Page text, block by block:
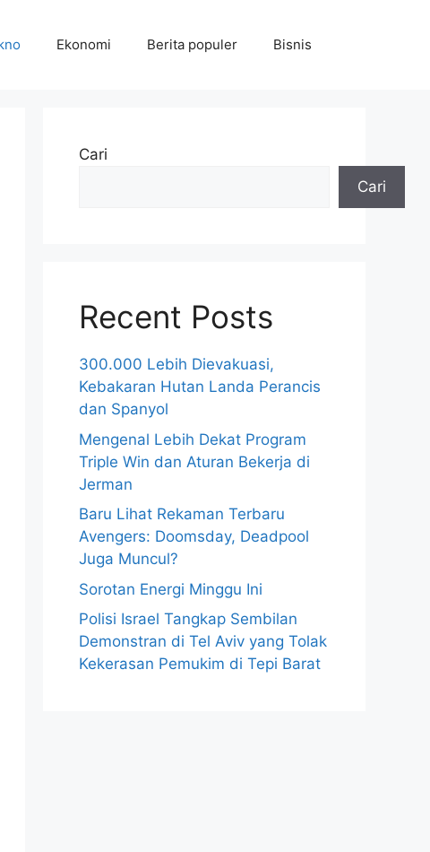
Ekonomi Berita populer Bisnis
Cari
Cari
Recent Posts
300.000 Lebih Dievakuasi,
Kebakaran Hutan Landa Perancis
dan Spanyol
Mengenal Lebih Dekat Program
Triple Win dan Aturan Bekerja di
Jerman
Baru Lihat Rekaman Terbaru
Avengers: Doomsday, Deadpool
Juga Muncul?
Sorotan Energi Minggu Ini
Polisi Israel Tangkap Sembilan
Demonstran di Tel Aviv yang Tolak
Kekerasan Pemukim di Tepi Barat